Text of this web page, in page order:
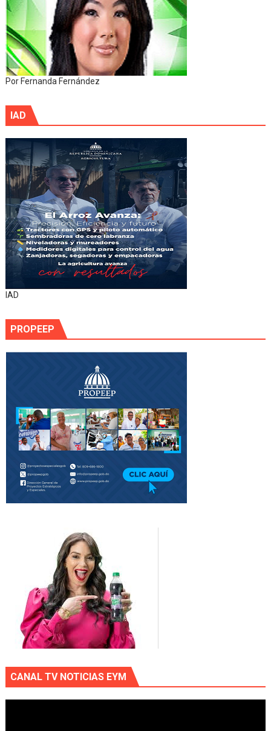
Por Fernanda Fernández
IAD
IAD
PROPEEP
CANAL TV NOTICIAS EYM